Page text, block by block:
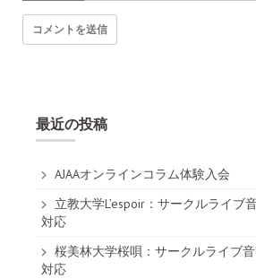
最近の投稿
AJAAオンラインコラム体験入会
立教大学L’espoir：サークルライブ
対応
桜美林大学桜唄：サークルライブ
対応